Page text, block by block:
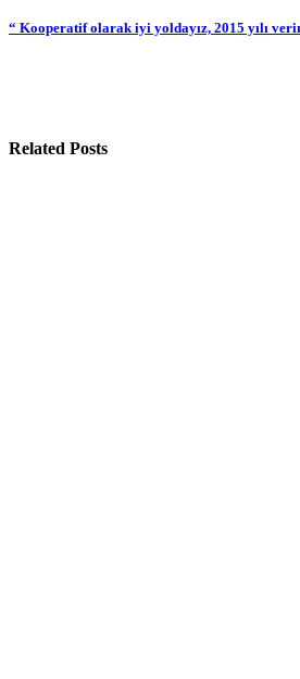
gezinmesi
“ Kooperatif olarak iyi yoldayız, 2015 yılı
Related Posts